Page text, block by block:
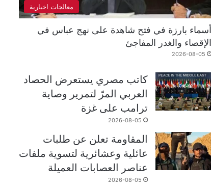
معالجات اخبارية
أسماء بارزة في فتح شاهدة على نهج عباس في
الإقصاء والغدر المفاجئ
2026-08-05
كاتب مصري يستعرض الحصاد
العربي المرّ لتمرير وصاية
ترامب على غزة
2026-08-05
المقاومة تعلن عن طلبات
عائلية وعشائرية لتسوية ملفات
عناصر العصابات العميلة
2026-08-05